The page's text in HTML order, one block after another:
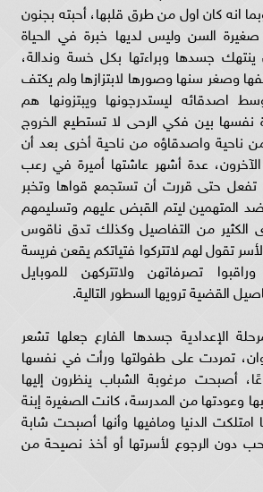
انه كان اول من طرق قلبها، أحبته بجنون
صغيرة السن وليس لديها خبرة في الحياة
جسدها وبراءتها بكل خسة وندالة،
وصغر سنها وصورها لابتزازها ولم يكتف
اصدقائه ليستدرجونها ويبتزونها هم
نفسها بين فكي الرحى لا تستطيع الخروج
من ناحية واصدقاؤه من ناحية أخرى بعد أن
عدة أشهر عاشتها أميرة في رعب
حتى قررت أن تستجمع قواها وتخبر
ضد المتهمين ليتم القبض عليهم وتسليمهم
الكثير من التفاصيل وكذلك تدق ناقوس
تقول لهم لاتتركوا فتياتكم يقعن فريسة
تصرفاتهن ولاتتركهن للموبايل
القضية ترويها السطور التالية.
الإعدادية جسدها الفارع جعلها تشعر
تمردت على طفولتها ورأت في نفسها
أصبحت مرغوبة الشباب ينظرون إليها
وعودتها من المدرسة، كانت الصغيرة إبنة
امتلكت الدنيا ومافيها وأنها أصبحت شابة
دون الرجوع لأسرتها أو أخذ نصيحة من